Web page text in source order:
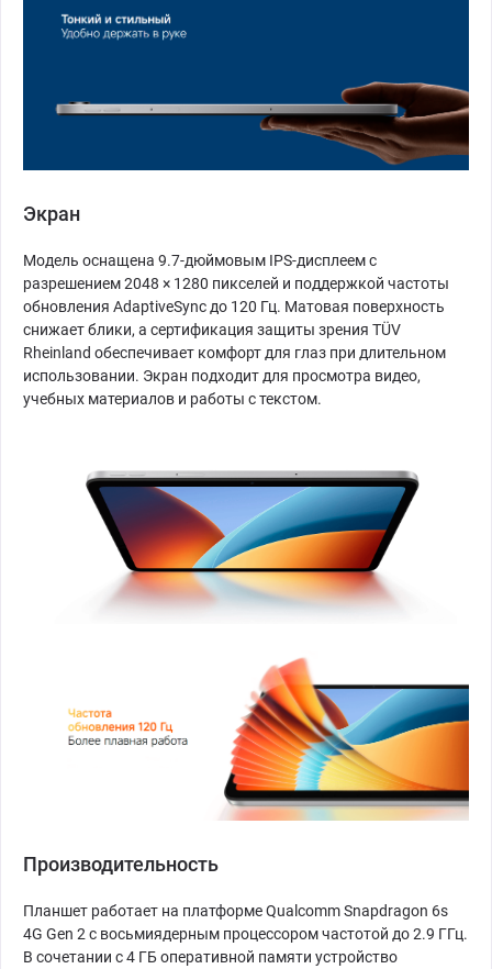
Экран
Модель оснащена 9.7-дюймовым IPS-дисплеем с
разрешением 2048 × 1280 пикселей и поддержкой частоты
обновления AdaptiveSync до 120 Гц. Матовая поверхность
снижает блики, а сертификация защиты зрения TÜV
Rheinland обеспечивает комфорт для глаз при длительном
использовании. Экран подходит для просмотра видео,
учебных материалов и работы с текстом.
Производительность
Планшет работает на платформе Qualcomm Snapdragon 6s
4G Gen 2 с восьмиядерным процессором частотой до 2.9 ГГц.
В сочетании с 4 ГБ оперативной памяти устройство